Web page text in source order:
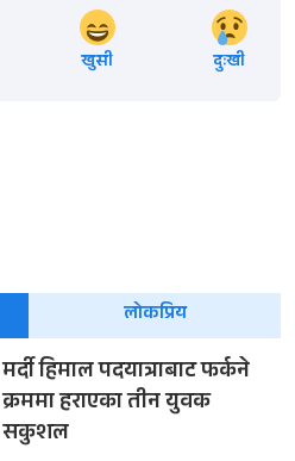
खुसी दुःखी
लोकप्रिय
मर्दी हिमाल पदयात्राबाट फर्कने
क्रममा हराएका तीन युवक
सकुशल